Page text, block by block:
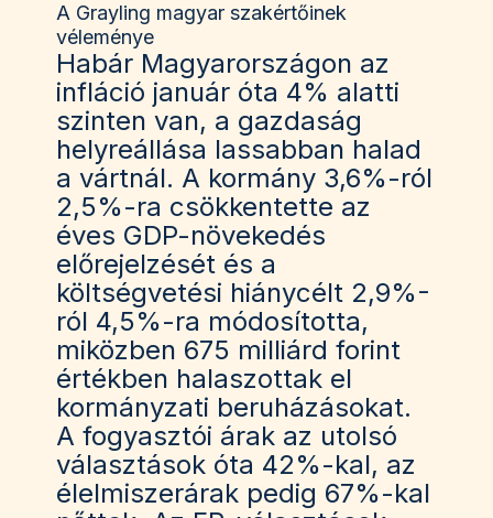
A Grayling magyar szakértőinek
véleménye
Habár Magyarországon az
infláció január óta 4% alatti
szinten van, a gazdaság
helyreállása lassabban halad
a vártnál. A kormány 3,6%-ról
2,5%-ra csökkentette az
éves GDP-növekedés
előrejelzését és a
költségvetési hiánycélt 2,9%-
ról 4,5%-ra módosította,
miközben 675 milliárd forint
értékben halaszottak el
kormányzati beruházásokat.
A fogyasztói árak az utolsó
választások óta 42%-kal, az
élelmiszerárak pedig 67%-kal